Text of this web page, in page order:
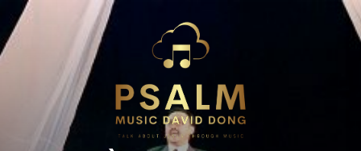
Skip
the